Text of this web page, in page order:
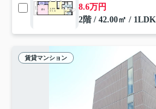
8.6万円
2階 / 42.00㎡ / 1LDK
賃貸マンション